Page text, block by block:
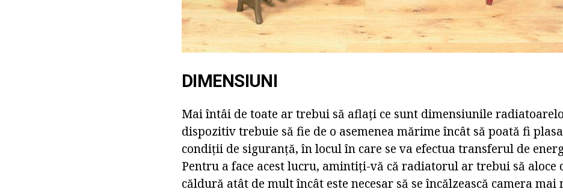
DIMENSIUNI
Mai întâi de toate ar trebui să aflați ce sunt dimensiunile
dispozitiv trebuie să fie de o asemenea mărime încât să poată fi
condiții de siguranță, în locul în care se va efectua transferul de
Pentru a face acest lucru, amintiți-vă că radiatorul ar trebui să aloce
căldură atât de mult încât este necesar să se încălzească camera mai